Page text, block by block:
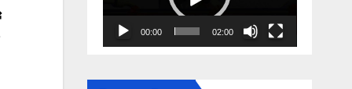
00:00 02:00